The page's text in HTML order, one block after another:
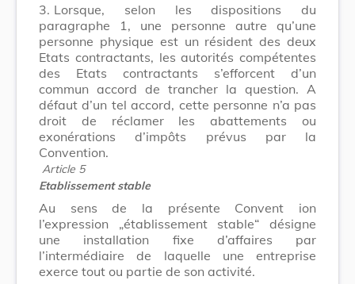
3. Lorsque, selon les dispositions du
paragraphe 1, une personne autre qu’une
personne physique est un résident des deux
Etats contractants, les autorités compétentes
des Etats contractants s’efforcent d’un
commun accord de trancher la question. A
défaut d’un tel accord, cette personne n’a pas
droit de réclamer les abattements ou
exonérations d’impôts prévus par la
Convention.
Article 5
Etablissement stable
Au sens de la présente Convent ion
l’expression „établissement stable“ désigne
une installation fixe d’affaires par
l’intermédiaire de laquelle une entreprise
exerce tout ou partie de son activité.